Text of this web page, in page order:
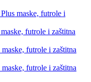
maske, futrole i
maske, futrole i zaštitna
maske, futrole i zaštitna
maske, futrole i zaštitna